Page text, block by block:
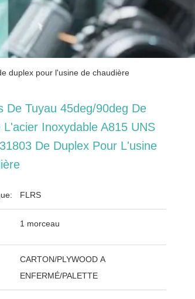
duplex pour l'usine de chaudière
De Tuyau 45deg/90deg De
L'acier Inoxydable A815 UNS
De Duplex Pour L'usine
FLRS
1 morceau
CARTON/PLYWOOD A
ENFERMÉ/PALETTE